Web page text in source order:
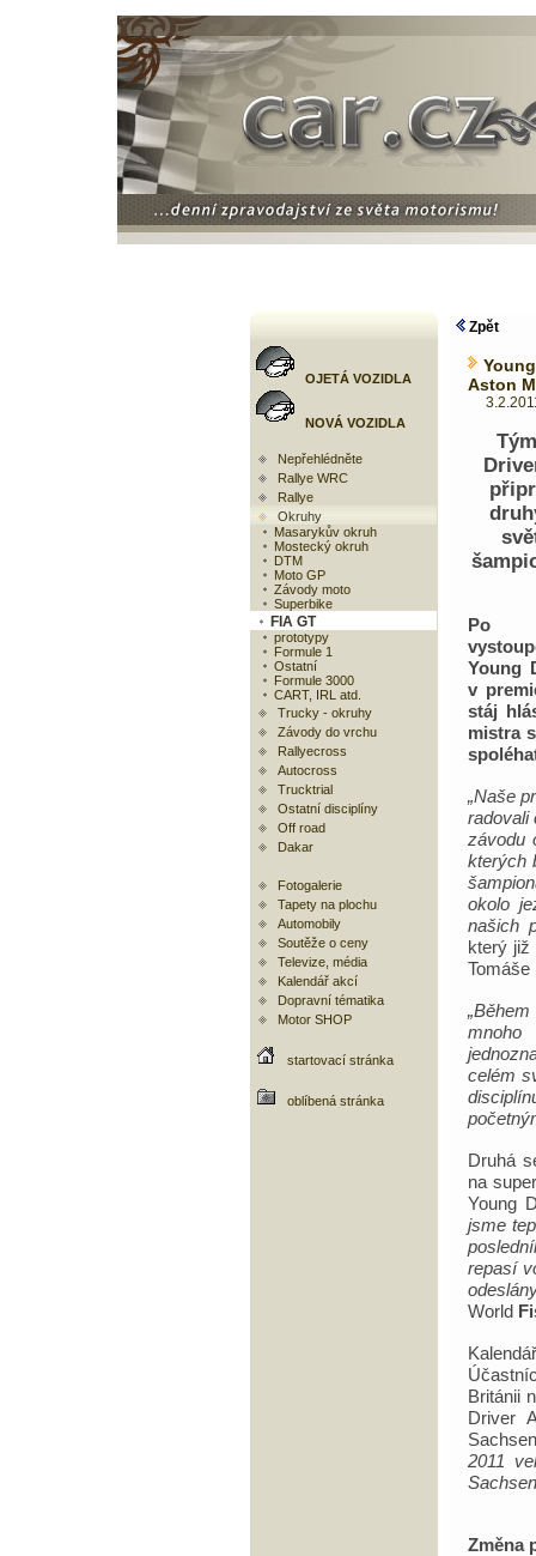
OJETÁ VOZIDLA
NOVÁ VOZIDLA
Nepřehlédněte
Rallye WRC
Rallye
Okruhy
Masarykův okruh
Mostecký okruh
DTM
Moto GP
Závody moto
Superbike
FIA GT
prototypy
Formule 1
Ostatní
Formule 3000
CART, IRL atd.
Trucky - okruhy
Závody do vrchu
Rallyecross
Autocross
Trucktrial
Ostatní disciplíny
Off road
Dakar
Fotogalerie
Tapety na plochu
Automobily
Soutěže o ceny
Televize, média
Kalendář akcí
Dopravní tématika
Motor SHOP
startovací stránka
oblíbená stránka
Zpět
Aston
Po
Young
v
stáj
mistra
„Naše
radovali
závodu
kterých
okolo
našich
který již
Tomáše
celém
Druhá
na
Young
jsme
repasí
World
Británii
Driver
2011
Změna